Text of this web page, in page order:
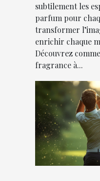
subtilement les
parfum pour
transformer
enrichir chaque
Découvrez
fragrance à...